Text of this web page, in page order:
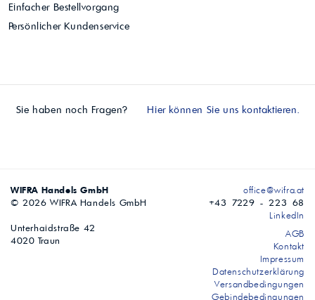
Einfacher Bestellvorgang
Persönlicher Kundenservice
Sie haben noch Fragen? Hier können Sie uns kontaktieren.
WIFRA Handels GmbH
© 2026 WIFRA Handels GmbH
Unterhaidstraße 42
4020 Traun
office@wifra.at
+43 7229 - 223 68
LinkedIn
AGB
Kontakt
Impressum
Datenschutzerklärung
Versandbedingungen
Gebindebedingungen